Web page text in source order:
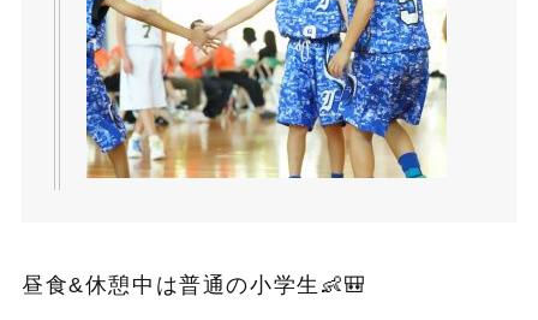
昼食&休憩中は普通の小学生👶🎒